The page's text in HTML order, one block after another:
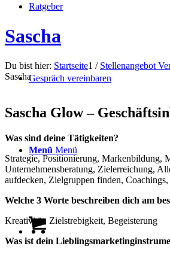
Ratgeber
Gespräch vereinbaren
Menü Menü
Sascha
Du bist hier: Startseite1 / Stellenangebot
Sascha
Sascha Glow –
Was sind deine Tätigkeiten?
Strategie, Positionierung, Markenbildung,
Unternehmensberatung, Zielerreichung,
aufdecken, Zielgruppen finden,
Welche 3 Worte beschreiben dich am
Kreativität, Zielstrebigkeit, Begeisterung
Was ist dein